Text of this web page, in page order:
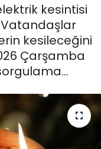
kesintisi
kesileceğini
Çarşamba